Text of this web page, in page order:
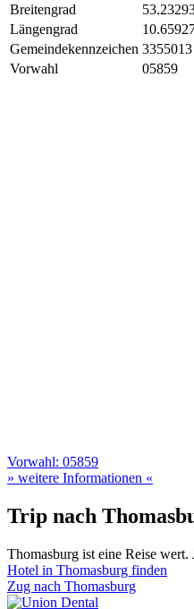
Breitengrad
Längengrad
Gemeindekennzeichen 3355013
Vorwahl
05859
Vorwahl: 05859
» weitere Informationen «
Trip nach
Thomasburg ist eine Reise
Hotel in Thomasburg finden
Zug nach Thomasburg